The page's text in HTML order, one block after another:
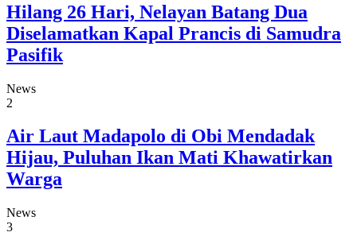
Hilang 26 Hari, Nelayan Batang Dua
Diselamatkan Kapal Prancis di Samudra
Pasifik
News
2
Air Laut Madapolo di Obi Mendadak
Hijau, Puluhan Ikan Mati Khawatirkan
Warga
News
3